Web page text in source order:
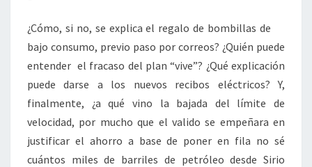
¿Cómo, si no, se explica el regalo de bombillas de
bajo consumo, previo paso por correos? ¿Quién puede
entender el fracaso del plan “vive”? ¿Qué explicación
puede darse a los nuevos recibos eléctricos? Y,
finalmente, ¿a qué vino la bajada del límite de
velocidad, por mucho que el valido se empeñara en
justificar el ahorro a base de poner en fila no sé
cuántos miles de barriles de petróleo desde Sirio